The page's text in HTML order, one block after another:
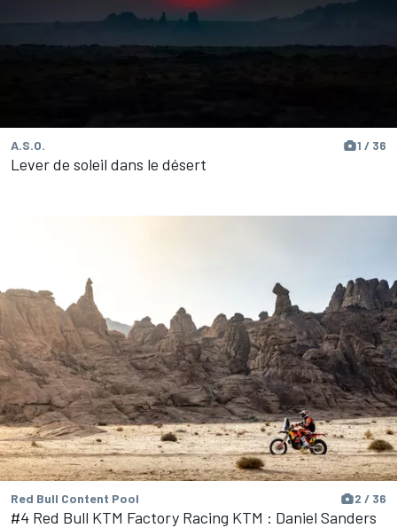
A.S.O. 1 / 36
Lever de soleil dans le désert
Red Bull Content Pool 2 / 36
#4 Red Bull KTM Factory Racing KTM : Daniel Sanders